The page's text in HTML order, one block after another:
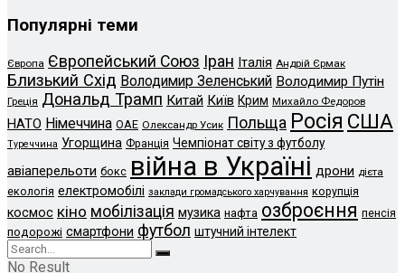
Популярні теми
Європа Європейський Союз Іран Італія Андрій Єрмак
Близький Схід Володимир Зеленський Володимир Путін
Греція Дональд Трамп Китай Київ Крим Михайло Федоров
НАТО Німеччина ОАЕ Олександр Усик Польща Росія США
Туреччина Угорщина Франція Чемпіонат світу з футболу
авіаперельоти бокс війна в Україні дрони дієта
екологія електромобілі заклади громадського харчування корупція
космос кіно мобілізація музика нафта озброєння пенсія
подорожі смартфони футбол штучний інтелект
No Result